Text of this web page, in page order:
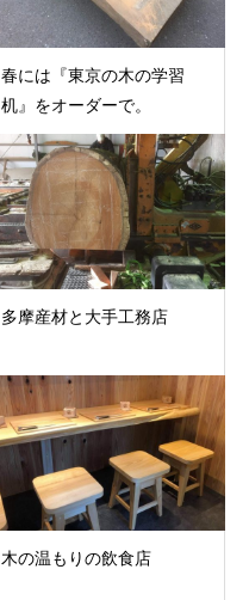
春には『東京の木の学習
机』をオーダーで。
多摩産材と大手工務店
木の温もりの飲食店